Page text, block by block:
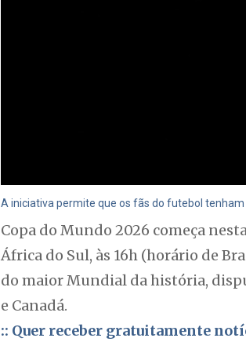
A iniciativa permite que os fãs do futebol
Copa do Mundo 2026 começa
África do Sul, às 16h (horário de
do maior Mundial da história,
e Canadá.
:: Quer receber gratuitamente